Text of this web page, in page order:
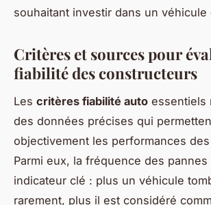
souhaitant investir dans un véhicule
Critères et sources pour
fiabilité des constructeurs
Les critères fiabilité auto essentiels
des données précises qui
objectivement les performances
Parmi eux, la fréquence des
indicateur clé : plus un véhicule
rarement, plus il est considéré